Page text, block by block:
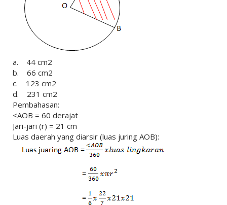
a. 44 cm2
b. 66 cm2
c. 123 cm2
d. 231 cm2
Pembahasan:
<AOB = 60 derajat
Jari-jari (r) = 21 cm
Luas daerah yang diarsir (luas juring AOB):